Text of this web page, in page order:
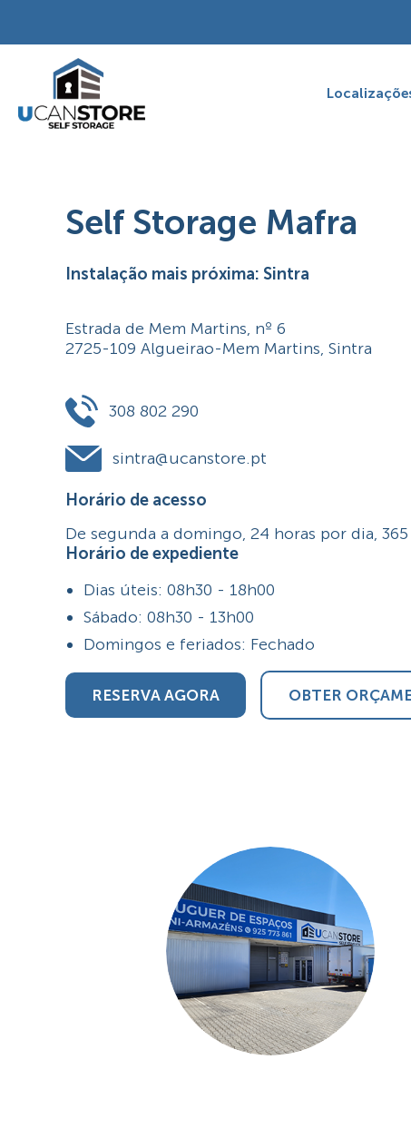
content
Self Storage Mafra
Instalação mais próxima: Sintra
Estrada de Mem Martins, nº 6
2725-109 Algueirao-Mem Martins, Sintra
308 802 290
sintra@ucanstore.pt
Horário de acesso
De segunda a domingo, 24 horas por dia,
Horário de expediente
Dias úteis: 08h30 - 18h00
Sábado: 08h30 - 13h00
Domingos e feriados: Fechado
RESERVA AGORA OBTER